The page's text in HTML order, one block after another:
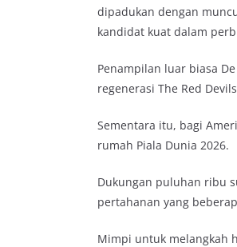
dipadukan dengan
kandidat kuat dalam
Penampilan luar biasa
regenerasi The Red
Sementara itu, bagi
rumah Piala Dunia 2026.
Dukungan puluhan ribu
pertahanan yang
Mimpi untuk melangkah